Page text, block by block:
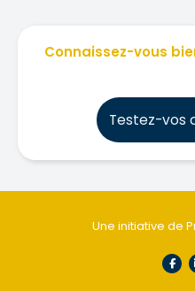
Connaissez-vous
Testez-vos
Une initiative de